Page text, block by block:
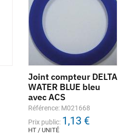
Joint compteur DELTA
WATER BLUE bleu
avec ACS
Référence: M021668
Prix public: 1,13 €
HT / UNITÉ